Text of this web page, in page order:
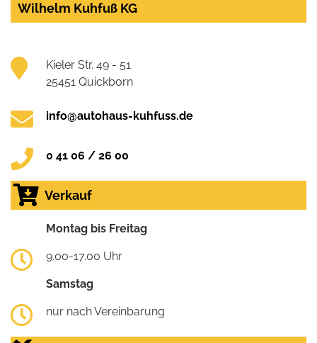
Wilhelm Kuhfuß KG
Kieler Str. 49 - 51
25451 Quickborn
info@autohaus-kuhfuss.de
0 41 06 / 26 00
Verkauf
Montag bis Freitag
9.00-17.00 Uhr
Samstag
nur nach Vereinbarung